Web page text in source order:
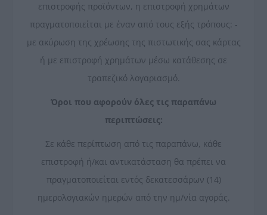
επιστροφής προϊόντων, η επιστροφή χρημάτων
πραγματοποιείται με έναν από τους εξής τρόπους: -
με ακύρωση της χρέωσης της πιστωτικής σας κάρτας
ή με επιστροφή χρημάτων μέσω κατάθεσης σε
τραπεζικό λογαριασμό.
Όροι που αφορούν όλες τις παραπάνω
περιπτώσεις:
Σε κάθε περίπτωση από τις παραπάνω, κάθε
επιστροφή ή/και αντικατάσταση θα πρέπει να
πραγματοποιείται εντός δεκατεσσάρων (14)
ημερολογιακών ημερών από την ημ/νία αγοράς.